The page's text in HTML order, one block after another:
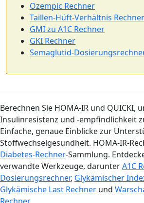
Ozempic Rechner
Taillen-Hüft-Verhältnis Rechner
GMI zu A1C Rechner
GKI Rechner
Semaglutid-
Berechnen Sie HOMA-IR und QUICKI,
Insulinresistenz und -empfindlichkeit
Einfache, genaue Einblicke zur
Stoffwechselgesundheit. HOMA-IR-
Diabetes-Rechner-Sammlung.
verwandte Werkzeuge, darunterA1C
Dosierungsrechner, Glykämischer
Glykämische Last Rechner und